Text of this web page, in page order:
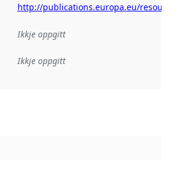
http://publications.europa.eu/
Ikkje oppgitt
Referanse til ei implementeringsregel eller
Ikkje oppgitt